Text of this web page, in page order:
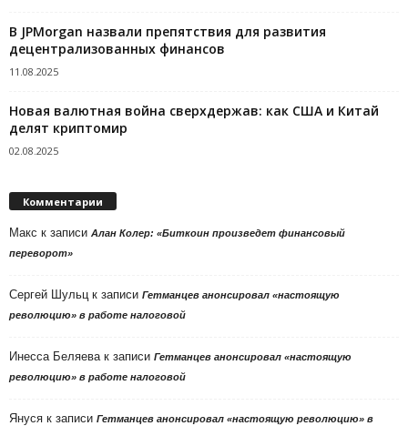
В JPMorgan назвали препятствия для развития
децентрализованных финансов
11.08.2025
Новая валютная война сверхдержав: как США и Китай
делят криптомир
02.08.2025
Комментарии
Макс к записи Алан Колер: «Биткоин произведет финансовый
переворот»
Сергей Шульц к записи Гетманцев анонсировал «настоящую
революцию» в работе налоговой
Инесса Беляева к записи Гетманцев анонсировал «настоящую
революцию» в работе налоговой
Януся к записи Гетманцев анонсировал «настоящую революцию» в